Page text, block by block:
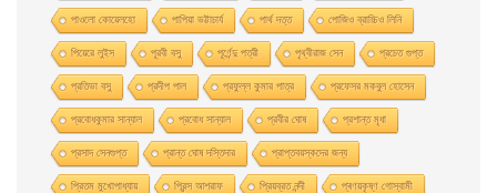
পাওলাে কোয়েলহো পাপিয়া ভট্টাচার্য পার্থ দত্ত পােজিও ব্রাচ্চিও লিনি
পিয়েরে লুইস পূরবী বসু পূর্ণেন্দু পত্রী পৃথ্বীরাজ সেন প্রচেত গুপ্ত
প্রতিভা বসু প্রদীপ পাল প্রফুল্ল কুমার পাত্র প্রফেসর মকবুল হােসেন
প্রবােধকুমার সান্যাল প্রবােধ সান্যাল প্রবীর ঘােষ প্রশান্ত মৃধা
প্রসাদ সেনগুপ্ত প্রান্ত ঘোষ দস্তিদার প্রাপ্তবয়স্কদের জন্য
প্রিতম মুখোপাধ্যায় প্রিন্স আশরাফ প্রিয়ব্রত নন্দী প্ৰণয়কৃষ্ণ গোস্বামী